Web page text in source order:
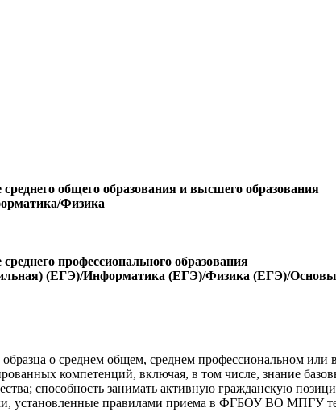
общего образования и высшего образования
Физика
профессионального образования
(ЕГЭ)/Информатика (ЕГЭ)/Физика (ЕГЭ)/Основы
о среднем общем, среднем профессиональном
компетенций, включая, в том числе, знание
способность занимать активную гражданскую
установленные правилами приема в ФГБОУ ВО МПГУ